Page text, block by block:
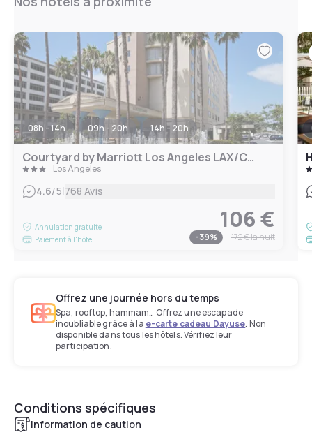
08h - 14h 09h - 20h 14h - 20h
Courtyard by Marriott Los Angeles LAX/Century Boulevard
Los Angeles
4.6/5 768 Avis
Annulation gratuite
Paiement à l'hôtel
106 €
-39% 172 €la nuit
Offrez une journée hors du temps
Spa, rooftop, hammam… Offrez une escapade
inoubliable grâce à la e-carte cadeau Dayuse. Non
disponible dans tous les hôtels. Vérifiez leur
participation.
Conditions spécifiques
Information de caution